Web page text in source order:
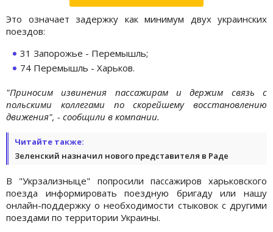
Это означает задержку как минимум двух украинских
поездов:
31 Запорожье - Перемышль;
74 Перемышль - Харьков.
"Приносим извинения пассажирам и держим связь с
польскими коллегами по скорейшему восстановлению
движения", - сообщили в компании.
Читайте также:
Зеленский назначил нового представителя в Раде
В "Укрзализныце" попросили пассажиров харьковского
поезда информировать поездную бригаду или нашу
онлайн-поддержку о необходимости стыковок с другими
поездами по территории Украины.